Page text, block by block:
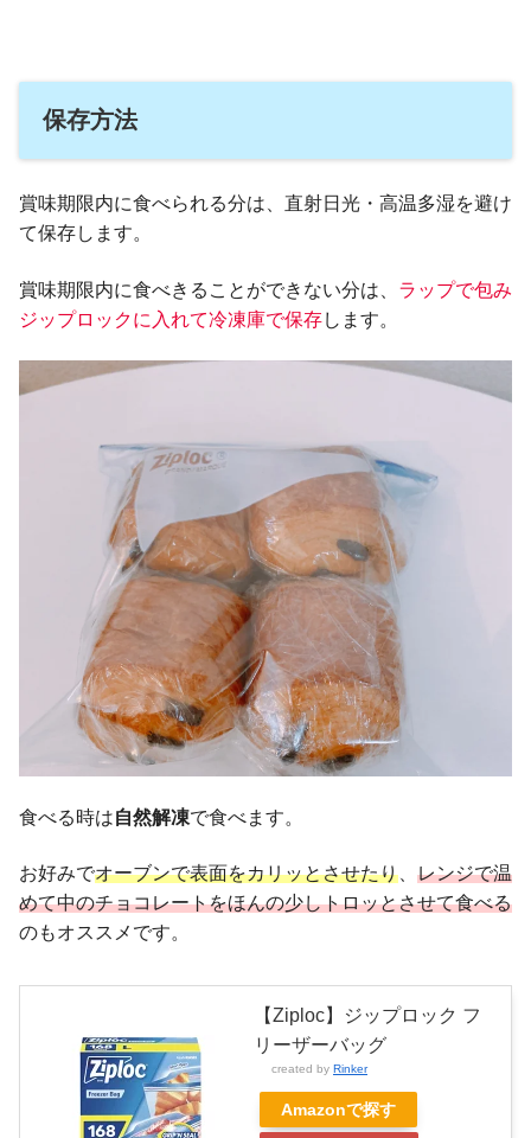
保存方法
賞味期限内に食べられる分は、直射日光・高温多湿を避け
て保存します。
賞味期限内に食べきることができない分は、 ラップで包み
ジップロックに入れて冷凍庫で保存します。
食べる時は自然解凍で食べます。
お好みでオーブンで表面をカリッとさせたり
レンジで温
めて中のチョコレートをほんの少しトロッとさせて食べる
のもオススメです。
【Ziploc】ジップロック フ
リーザーバッグ
created by Rinker
Amazonで探す